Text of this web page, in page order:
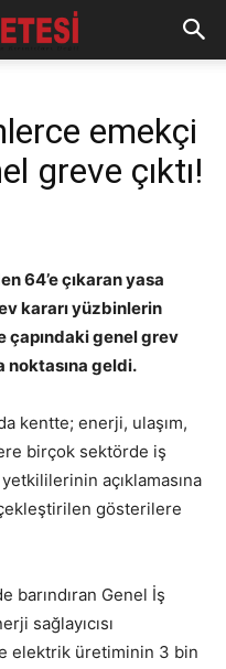
emekçi
greve çıktı!
64’e çıkaran yasa
kararı yüzbinlerin
çapındaki genel grev
noktasına geldi.
kentte; enerji, ulaşım,
birçok sektörde iş
açıklamasına
gösterilere
barındıran Genel İş
sağlayıcısı
elektrik üretiminin 3 bin